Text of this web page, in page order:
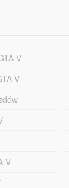
V
V
V